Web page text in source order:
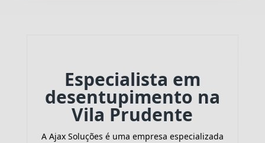
Especialista em
desentupimento na
Vila Prudente
A Ajax Soluções é uma empresa especializada